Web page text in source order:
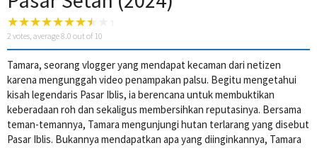
4 Wait Time
2 votes, average8.0 out of 10
Tamara, seorang vlogger yang mendapat kecaman dari netizen
karena mengunggah video penampakan palsu. Begitu mengetahui
kisah legendaris Pasar Iblis, ia berencana untuk membuktikan
keberadaan roh dan sekaligus membersihkan reputasinya. Bersama
teman-temannya, Tamara mengunjungi hutan terlarang yang disebut
Pasar Iblis. Bukannya mendapatkan apa yang diinginkannya, Tamara